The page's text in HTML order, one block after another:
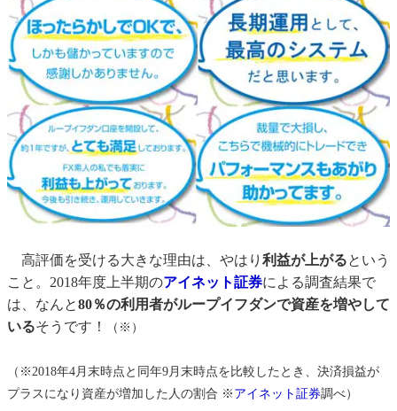
高評価を受ける大きな理由は、やはり 利益が上がるという
こと。2018年度上半期のアイネット証券による調査結果で
は、なんと80％の利用者がループイフダンで資産を増やして
いるそうです！ （※）
（※2018年4月末時点と同年9月末時点を比較したとき、決済損益が
プラスになり資産が増加した人の割合 ※ アイネット証券調べ）